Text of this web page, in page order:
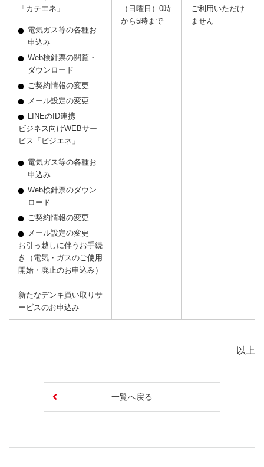
「カテエネ」
電気ガス等の各種お
申込み
Web検針票の閲覧・
ダウンロード
ご契約情報の変更
メール設定の変更
LINEのID連携
ビジネス向けWEBサー
ビス「ビジエネ」
電気ガス等の各種お
申込み
Web検針票のダウン
ロード
ご契約情報の変更
メール設定の変更
お引っ越しに伴うお手続
き（電気・ガスのご使用
開始・廃止のお申込み）
新たなデンキ買い取りサ
ービスのお申込み
（日曜日）0時
から5時まで
ご利用いただけ
ません
以上
一覧へ戻る